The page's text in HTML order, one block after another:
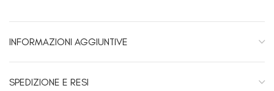
INFORMAZIONI AGGIUNTIVE
SPEDIZIONE E RESI